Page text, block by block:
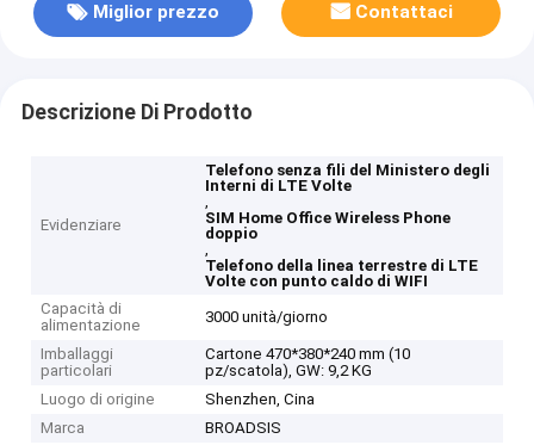
Miglior prezzo Contattaci
Descrizione Di Prodotto
Evidenziare
Telefono senza fili del Ministero degli
Interni di LTE Volte
,
SIM Home Office Wireless Phone
doppio
,
Telefono della linea terrestre di LTE
Volte con punto caldo di WIFI
Capacità di
alimentazione
3000 unità/giorno
Imballaggi
particolari
Cartone 470*380*240 mm (10
pz/scatola), GW: 9,2 KG
Luogo di origine
Shenzhen, Cina
Marca
BROADSIS